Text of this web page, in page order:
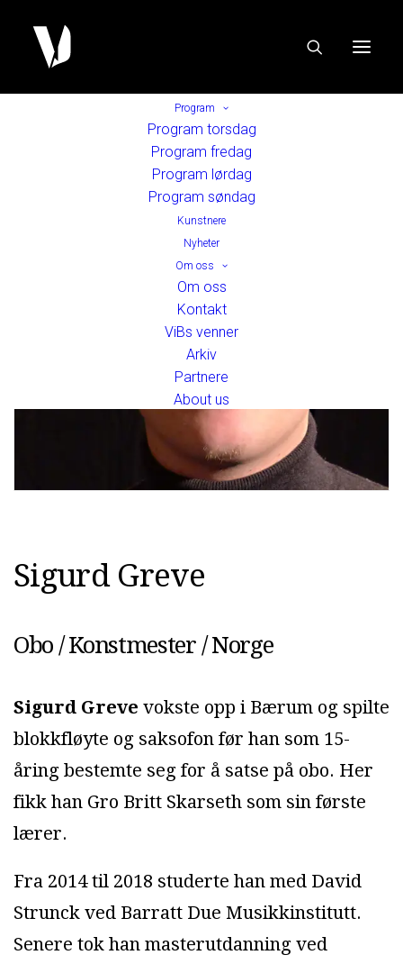
Program
Program torsdag
Program fredag
Program lørdag
Program søndag
Kunstnere
Nyheter
Om oss
Om oss
Kontakt
ViBs venner
Arkiv
Partnere
About us
Sigurd Greve
Obo / Konstmester / Norge
Sigurd Greve vokste opp i Bærum og spilte
blokkfløyte og saksofon før han som 15-
åring bestemte seg for å satse på obo. Her
fikk han Gro Britt Skarseth som sin første
lærer.
Fra 2014 til 2018 studerte han med David
Strunck ved Barratt Due Musikkinstitutt.
Senere tok han masterutdanning ved